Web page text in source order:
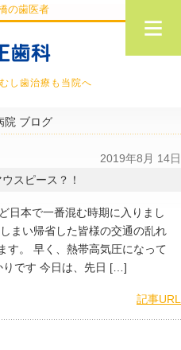
の歯医者
し歯治療も当院へ
院 ブログ
2019年8月 14日
スピース？！
日本で一番混む時期に入りまし
まい帰省した皆様の交通の乱れ
す。 早く、熱帯高気圧になって
りです 今日は、先日 […]
記事URL